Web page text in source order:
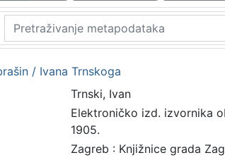
/ Ivana Trnskoga
Trnski, Ivan
Elektroničko izd. izvornika
1905.
Zagreb : Knjižnice grada